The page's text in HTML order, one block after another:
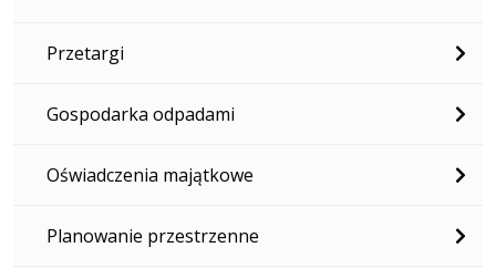
Przetargi
Gospodarka odpadami
Oświadczenia majątkowe
Planowanie przestrzenne